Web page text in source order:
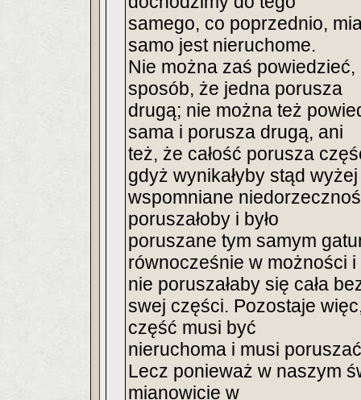
samego, co poprzednio,
samo jest nieruchome.
Nie można zaś
sposób, że jedna porusza
drugą; nie można też
sama i porusza drugą, ani
też, że całość porusza
gdyż wynikałyby stąd wyżej
wspomniane
poruszałoby i było
poruszane tym samym
równocześnie w możności
nie poruszałaby się cała
swej części. Pozostaje
część musi być
nieruchoma i musi
Lecz ponieważ w naszym
mianowicie w